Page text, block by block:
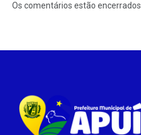
Os comentários estão encerrados.